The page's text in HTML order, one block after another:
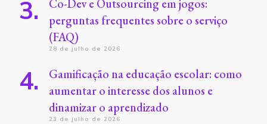
Co-Dev e Outsourcing em jogos:
perguntas frequentes sobre o serviço
(FAQ)
28 de julho de 2026
Gamificação na educação escolar: como
aumentar o interesse dos alunos e
dinamizar o aprendizado
23 de julho de 2026